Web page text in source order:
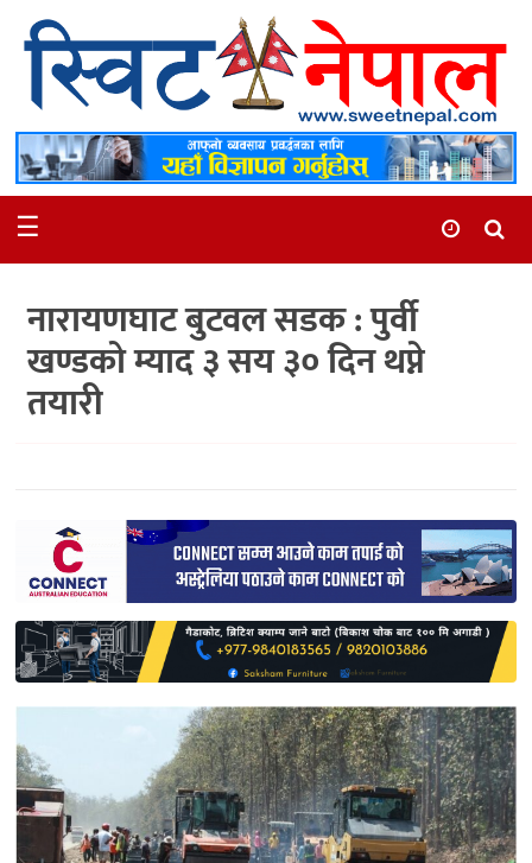
समाचार
स्थानीय
मनोरञ्जन
अन्तर्वार्ता
समाज
साहित्य
प्रदेश
English
☰
नारायणघाट बुटवल सडक : पुर्वी
खण्डको म्याद ३ सय ३० दिन थप्ने
तयारी